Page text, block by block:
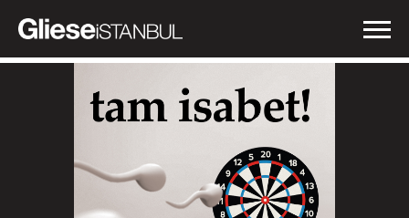
İŞLERİMİZ
NEDEN GLIESE?